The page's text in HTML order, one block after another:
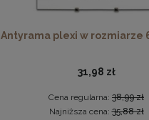
115,49 zł
DO KOSZYKA
Antyrama plexi w rozmiarze
31,98 zł
Cena regularna: 38,99 zł
Najniższa cena:35,88 zł